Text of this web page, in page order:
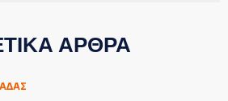
ΑΡΘΡΑ